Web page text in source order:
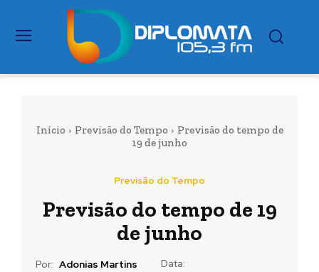
Início Previsão do Tempo
Previsão do tempo de
19 de junho
Previsão do Tempo
Previsão do tempo de 19
de junho
Por: Adonias Martins
Data: